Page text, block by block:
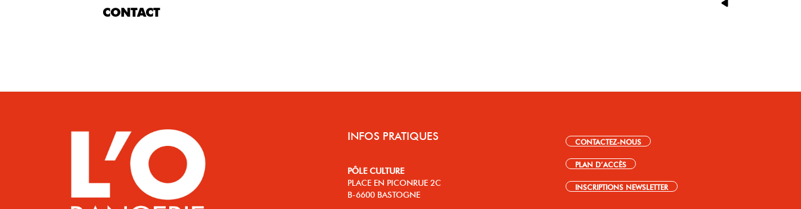
CONTACT
INFOS PRATIQUES
PÔLE CULTURE
PLACE EN PICONRUE 2C
B-6600 BASTOGNE
CONTACTEZ-NOUS
PLAN D’ACCÈS
INSCRIPTIONS NEWSLETTER